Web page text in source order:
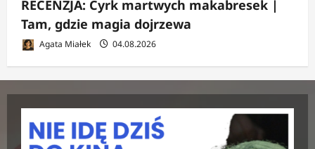
RECENZJA: Cyrk martwych makabresek |
Tam, gdzie magia dojrzewa
Agata Miałek 04.08.2026